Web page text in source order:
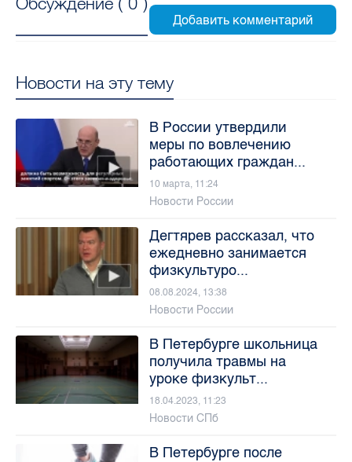
Новости на эту тему
В России утвердили
меры по вовлечению
работающих граждан...
10 марта, 11:24
Новости России
Дегтярев рассказал, что
ежедневно занимается
физкультуро...
08.08.2024, 13:38
Новости России
В Петербурге школьница
получила травмы на
уроке физкульт...
18.04.2023, 11:23
Новости СПб
В Петербурге после